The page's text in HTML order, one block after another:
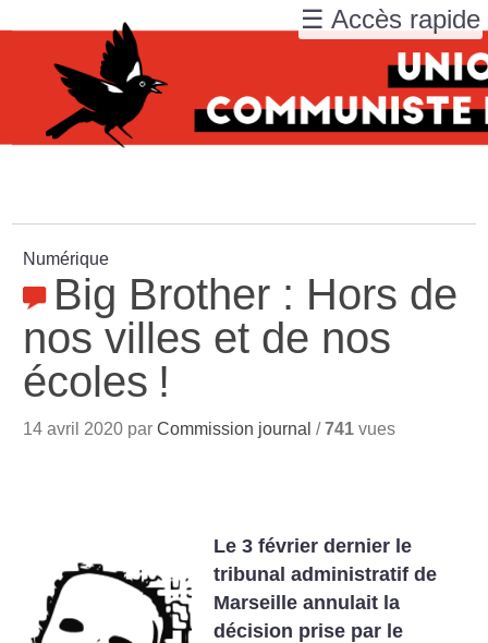
Numérique
Big Brother : Hors de
nos villes et de nos
écoles !
14 avril 2020 parCommission journal /741 vues
Le 3 février dernier le
tribunal administratif de
Marseille annulait la
décision prise par le
☰ Accès rapide